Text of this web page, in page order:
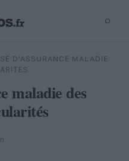
⌕
⌕ ×
D'ASSURANCE MALADIE
maladie des